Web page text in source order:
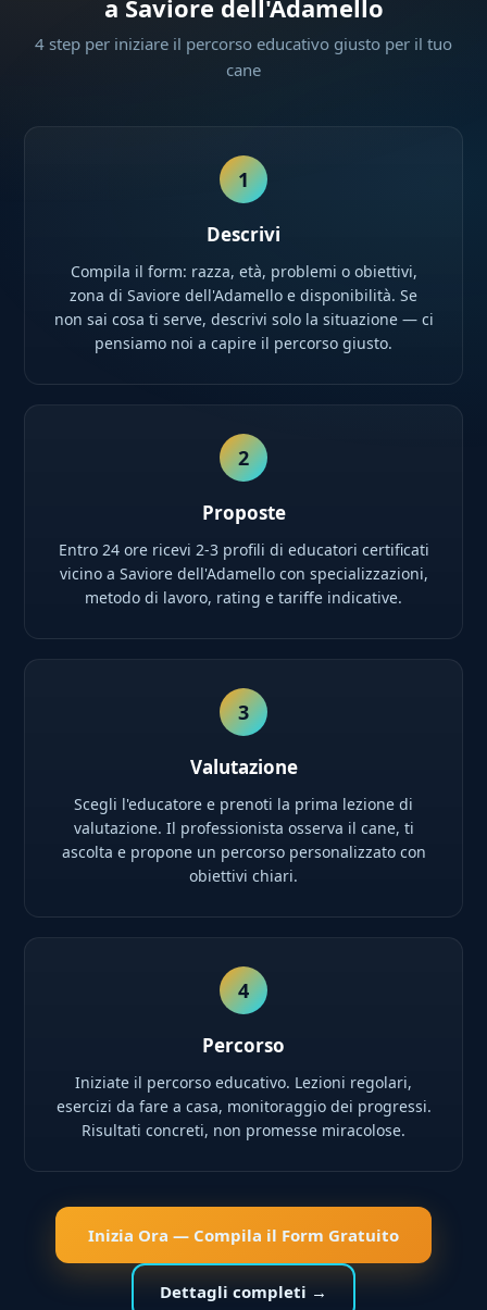
a Saviore dell'Adamello
4 step per iniziare il percorso educativo giusto per il tuo
cane
1
Descrivi
Compila il form: razza, età, problemi o obiettivi,
zona di Saviore dell'Adamello e disponibilità. Se
non sai cosa ti serve, descrivi solo la situazione — ci
pensiamo noi a capire il percorso giusto.
2
Proposte
Entro 24 ore ricevi 2-3 profili di educatori certificati
vicino a Saviore dell'Adamello con specializzazioni,
metodo di lavoro, rating e tariffe indicative.
3
Valutazione
Scegli l'educatore e prenoti la prima lezione di
valutazione. Il professionista osserva il cane, ti
ascolta e propone un percorso personalizzato con
obiettivi chiari.
4
Percorso
Iniziate il percorso educativo. Lezioni regolari,
esercizi da fare a casa, monitoraggio dei progressi.
Risultati concreti, non promesse miracolose.
Inizia Ora — Compila il Form Gratuito
Dettagli completi →